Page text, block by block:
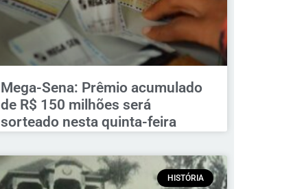
Mega-Sena: Prêmio acumulado
de R$ 150 milhões será
sorteado nesta quinta-feira
HISTÓRIA